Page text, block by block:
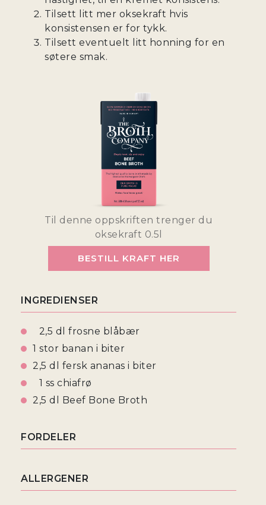
Til denne oppskriften trenger du
oksekraft 0.5l
BESTILL KRAFT HER
INGREDIENSER
2,5 dl frosne blåbær
1 stor banan i biter
2,5 dl fersk ananas i biter
1 ss chiafrø
2,5 dl Beef Bone Broth
FORDELER
ALLERGENER
Tilsett litt mer oksekraft hvis
konsistensen er for tykk.
Tilsett eventuelt litt honning for en
søtere smak.